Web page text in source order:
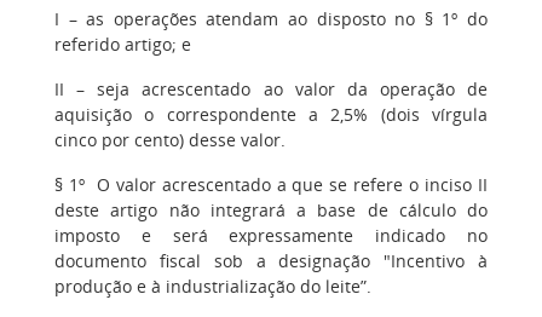
I – as operações atendam ao disposto no § 1º do
referido artigo; e
II – seja acrescentado ao valor da operação de
aquisição o correspondente a 2,5% (dois vírgula
cinco por cento) desse valor.
§ 1º O valor acrescentado a que se refere o inciso II
deste artigo não integrará a base de cálculo do
imposto e será expressamente indicado no
documento fiscal sob a designação "Incentivo à
produção e à industrialização do leite”.